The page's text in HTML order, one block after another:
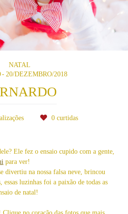
NATAL
20/DEZEMBRO/2018
0 curtidas
Ele fez o ensaio cupido com a gente,
para ver!
divertiu na nossa falsa neve, brincou
luzinhas foi a paixão de todas as
de natal!